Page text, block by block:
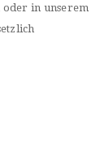
oder in unserem